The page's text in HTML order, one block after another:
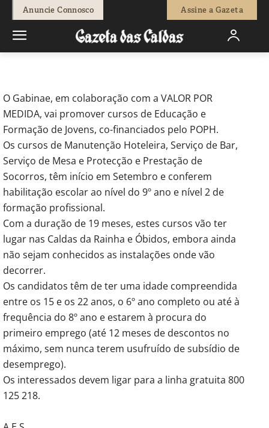
Anuncie Connosco Assine a Gazeta
Redação - 13 de Agosto, 2010 0
O Gabinae, em colaboração com a VALOR POR
MEDIDA, vai promover cursos de Educação e
Formação de Jovens, co-financiados pelo POPH.
Os cursos de Manutenção Hoteleira, Serviço de Bar,
Serviço de Mesa e Protecção e Prestação de
Socorros, têm início em Setembro e conferem
habilitação escolar ao nível do 9º ano e nível 2 de
formação profissional.
Com a duração de 19 meses, estes cursos vão ter
lugar nas Caldas da Rainha e Óbidos, embora ainda
não sejam conhecidos as instalações onde vão
decorrer.
Os candidatos têm de ter uma idade compreendida
entre os 15 e os 22 anos, o 6º ano completo ou até à
frequência do 8º ano e estarem à procura do
primeiro emprego (até 12 meses de descontos no
máximo, sem nunca terem usufruído de subsídio de
desemprego).
Os interessados devem ligar para a linha gratuita 800
125 218.